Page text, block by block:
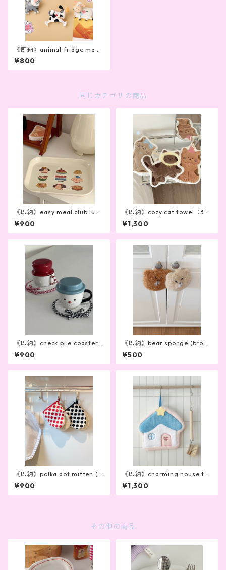
《即納》animal fridge magn
et
¥800
同じカテゴリの商品
《即納》easy meal club lunc
h bord
¥900
《即納》cozy cat towel（3ty
pe）
¥1,300
《即納》check pile coaster
(2color)
¥900
《即納》bear sponge (brow
n)
¥500
《即納》polka dot mitten (2
color)
¥900
《即納》charming house to
wel
¥1,300
その他の商品